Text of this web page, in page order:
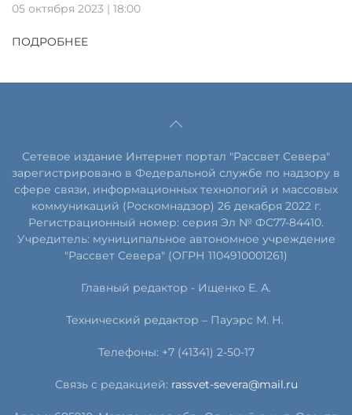
05 октября 2023 | 18:00
ПОДРОБНЕЕ
Сетевое издание Интернет портал "Рассвет Севера"
зарегистрировано в Федеральной службе по надзору в
сфере связи, информационных технологий и массовых
коммуникаций (Роскомнадзор) 26 декабря 2022 г.
Регистрационный номер: серия Эл № ФС77-84410.
Учредитель: муниципальное автономное учреждение
"Рассвет Севера" (ОГРН 1104910001261)
Главный редактор - Ищенко Е. А.
Технический редактор – Пауэрс М. Н.
Телефоны: +7 (41341) 2-50-17
Связь с редакцией: rassvet-severa@mail.ru